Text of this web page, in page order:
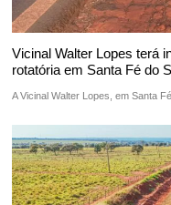
Vicinal Walter Lopes terá
rotatória em Santa Fé do
A Vicinal Walter Lopes, em Santa